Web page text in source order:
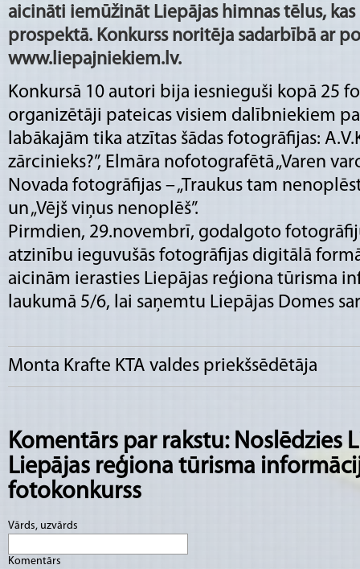
aicināti iemūžināt Liepājas himnas tēlus,
prospektā. Konkurss noritēja sadarbībā ar
www.liepajniekiem.lv.
Konkursā 10 autori bija iesnieguši kopā 25
organizētāji pateicas visiem dalībniekiem
labākajām tika atzītas šādas fotogrāfijas:
zārcinieks?”, Elmāra nofotografētā „Varen
Novada fotogrāfijas – „Traukus tam
un „Vējš viņus nenoplēš”.
Pirmdien, 29.novembrī, godalgoto
atzinību ieguvušās fotogrāfijas digitālā
aicinām ierasties Liepājas reģiona tūrisma
laukumā 5/6, lai saņemtu Liepājas Domes
Monta Krafte KTA valdes priekšsēdētāja
Komentārs par rakstu: Noslēdzies
Liepājas reģiona tūrisma
fotokonkurss
Vārds, uzvārds
Komentārs